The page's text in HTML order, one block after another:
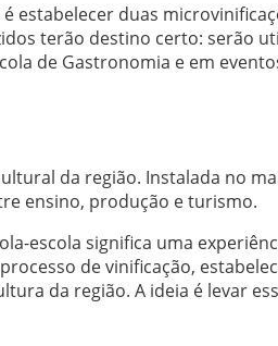
estabelecer duas
terão destino certo: serão
de Gastronomia e em
da região. Instalada no
ensino, produção e turismo.
escola significa uma
de vinificação,
da região. A ideia é levar